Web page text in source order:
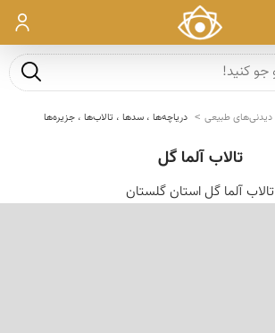
ورود
جست و
دیدنی‌های طبیعی دریاچه‌ها ، سدها ، تالاب‌ها ، جزیره‌ها
تالاب آلما گل
تالاب آلما گل استان گلستان